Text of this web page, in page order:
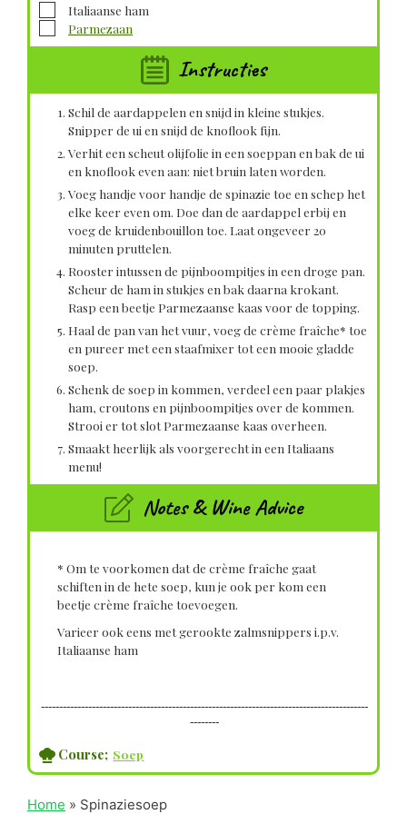
▢
Italiaanse ham
▢
Parmezaan
Instructies
Schil de aardappelen en snijd in kleine stukjes.
Snipper de ui en snijd de knoflook fijn.
Verhit een scheut olijfolie in een soeppan en bak de ui
en knoflook even aan: niet bruin laten worden.
Voeg handje voor handje de spinazie toe en schep het
elke keer even om. Doe dan de aardappel erbij en
voeg de kruidenbouillon toe. Laat ongeveer 20
minuten pruttelen.
Rooster intussen de pijnboompitjes in een droge pan.
Scheur de ham in stukjes en bak daarna krokant.
Rasp een beetje Parmezaanse kaas voor de topping.
Haal de pan van het vuur, voeg de crème fraîche* toe
en pureer met een staafmixer tot een mooie gladde
soep.
Schenk de soep in kommen, verdeel een paar plakjes
ham, croutons en pijnboompitjes over de kommen.
Strooi er tot slot Parmezaanse kaas overheen.
Smaakt heerlijk als voorgerecht in een Italiaans
menu!
Notes & Wine Advice
* Om te voorkomen dat de crème fraîche gaat
schiften in de hete soep, kun je ook per kom een
beetje crème fraîche toevoegen.
Varieer ook eens met gerookte zalmsnippers i.p.v.
Italiaanse ham
------------------------------------------------------------------------------------------
--------
Course; Soep
Home » Spinaziesoep